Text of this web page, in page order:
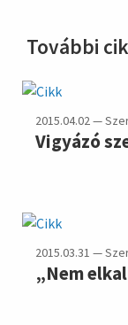
További
2015.04.02 —
Vigyázó
2015.03.31 —
„Nem